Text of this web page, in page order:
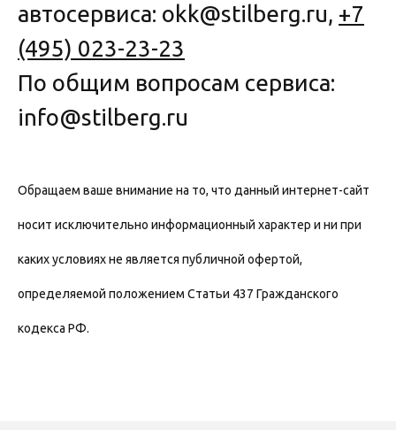
автосервиса: okk@stilberg.ru, +7
(495) 023-23-23
По общим вопросам сервиса:
info@stilberg.ru
Обращаем ваше внимание на то, что данный интернет-сайт
носит исключительно информационный характер и ни при
каких условиях не является публичной офертой,
определяемой положением Статьи 437 Гражданского
кодекса РФ.